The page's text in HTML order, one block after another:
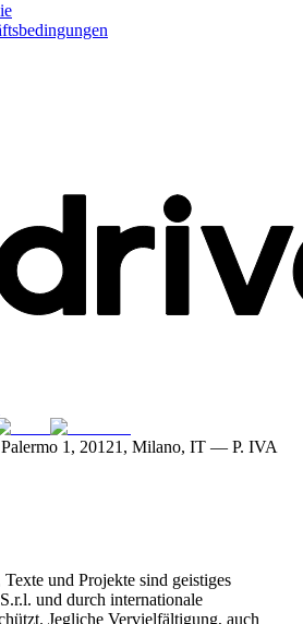
1, 20121, Milano, IT — P. IVA
und Projekte sind geistiges
und durch internationale
Jegliche Vervielfältigung, auch